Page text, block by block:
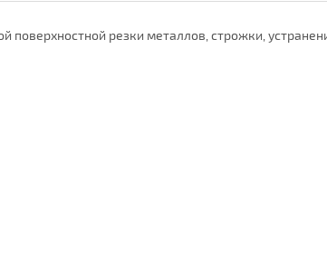
резки металлов, строжки,